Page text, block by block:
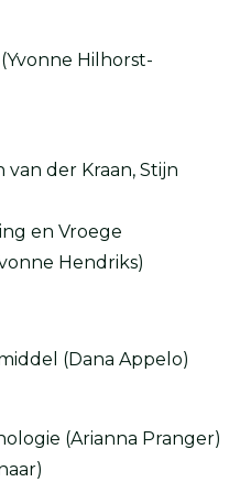
Hilhorst-
der Kraan, Stijn
en Vroege
Hendriks)
(Dana Appelo)
(Arianna Pranger)